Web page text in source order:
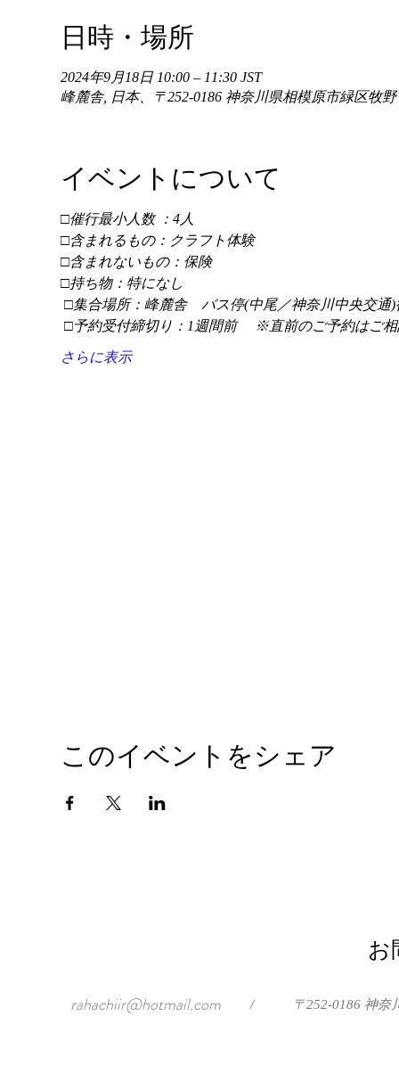
日時・場所
2024年9月18日 10:00 – 11:30 JST
峰麓舎, 日本、〒252-0186 神奈川県相模原市緑区牧
イベントについて
□催行最小人数 ：4人
□含まれるもの：クラフト体験
□含まれないもの：保険
□持ち物：特になし
□集合場所：峰麓舎　バス停(中尾／神奈川中央交通)
□予約受付締切り：1週間前 　※直前のご予約はご
さらに表示
このイベントをシェア
お
rahachiir@hotmail.com / 〒252-0186 神奈